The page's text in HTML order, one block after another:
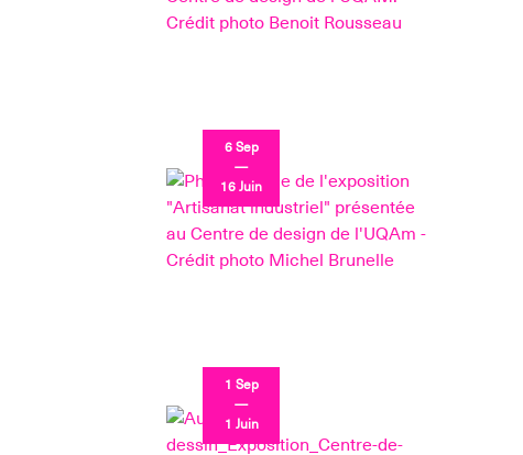
6 Sep
—
16 Juin
1 Sep
—
1 Juin